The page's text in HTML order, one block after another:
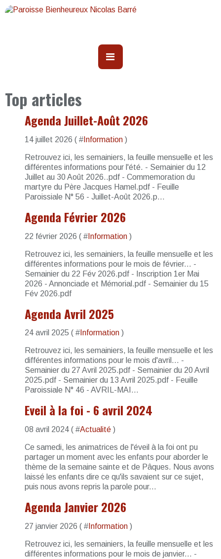
Top articles
Agenda Juillet-Août 2026
14 juillet 2026 ( # Information )
Retrouvez ici, les semainiers, la feuille mensuelle et les
différentes informations pour l'été. - Semainier du 12
Juillet au 30 Août 2026..pdf - Commemoration du
martyre du Père Jacques Hamel.pdf - Feuille
Paroissiale N° 56 - Juillet-Août 2026.p...
Agenda Février 2026
22 février 2026 ( # Information )
Retrouvez ici, les semainiers, la feuille mensuelle et les
différentes informations pour le mois de février... -
Semainier du 22 Fév 2026.pdf - Inscription 1er Mai
2026 - Annonciade et Mémorial.pdf - Semainier du 15
Fév 2026.pdf
Agenda Avril 2025
24 avril 2025 ( # Information )
Retrouvez ici, les semainiers, la feuille mensuelle et les
différentes informations pour le mois d'avril... -
Semainier du 27 Avril 2025.pdf - Semainier du 20 Avril
2025.pdf - Semainier du 13 Avril 2025.pdf - Feuille
Paroissiale N° 46 - AVRIL-MAI...
Eveil à la foi - 6 avril 2024
08 avril 2024 ( #Actualité )
Ce samedi, les animatrices de l'éveil à la foi ont pu
partager un moment avec les enfants pour aborder le
thème de la semaine sainte et de Pâques. Nous avons
laissé les enfants dire ce qu'ils savaient sur ce sujet,
puis nous avons repris la parole pour...
Agenda Janvier 2026
27 janvier 2026 ( # Information )
Retrouvez ici, les semainiers, la feuille mensuelle et les
différentes informations pour le mois de janvier... -